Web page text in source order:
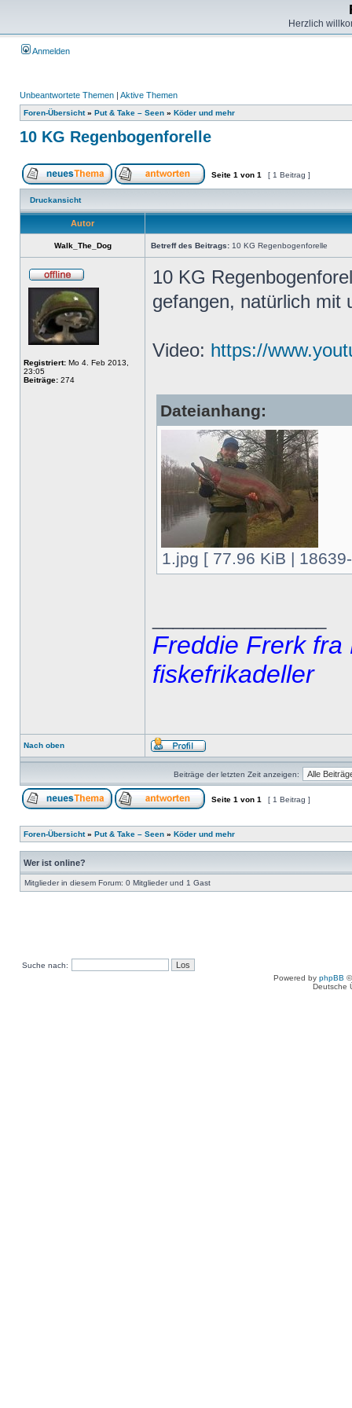
Herzlich
Anmelden
Unbeantwortete Themen | Aktive Themen
Foren-Übersicht» Put & Take – Seen » Köder und mehr
10 KG Regenbogenforelle
Seite 1 von 1 [ 1 Beitrag ]
Druckansicht
Autor
Walk_The_Dog Betreff des Beitrags: 10 KG Regenbogenforelle
Registriert: Mo 4. Feb 2013,
23:05
Beiträge: 274
10 KG
gefangen, natürlich mit
Video: https://
Dateianhang:
1.jpg [ 77.96 KiB |
Freddie Frerk
fiskefrikadeller
Nach oben
Beiträge der letzten Zeit anzeigen:
Seite 1 von 1 [ 1 Beitrag ]
Foren-Übersicht» Put & Take – Seen » Köder und mehr
Wer ist online?
Mitglieder in diesem Forum: 0 Mitglieder und 1 Gast
Suche nach:
Powered by phpBB
Deutsche